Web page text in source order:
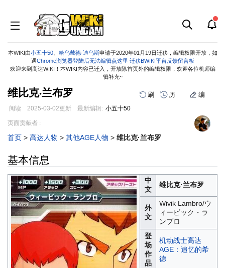
本WIKI由小五十50、 哈乌戴德·迪乌斯申请于2020年01月19日迁移，编辑权限开放，如
遇Chrome浏览器登陆后无法编辑点这里 迁移BWIKI平台反馈留言板
欢迎来到高达WIKI！本WIKI内容已迁入，开放除首页外的编辑权限，欢迎各位机师编
辑补充~
维比克·兰布罗 刷 历 编
阅读 2025-03-02更新 最新编辑: 小五十50
跳
导
跳
搜
页面贡献者 :
首页 > 高达人物 > 其他AGE人物 > 维比克·兰布罗
基本信息
中
文
维比克·兰布罗
外
文
Wivik Lambro/ウ
ィービック・ラ
ンブロ
登
场
作
品
机动战士高达
AGE：追忆的希
德